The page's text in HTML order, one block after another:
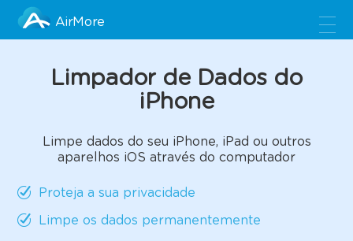
AirMore
Limpador de Dados do
iPhone
Limpe dados do seu iPhone, iPad ou outros
aparelhos iOS através do computador
Proteja a sua privacidade
Limpe os dados permanentemente